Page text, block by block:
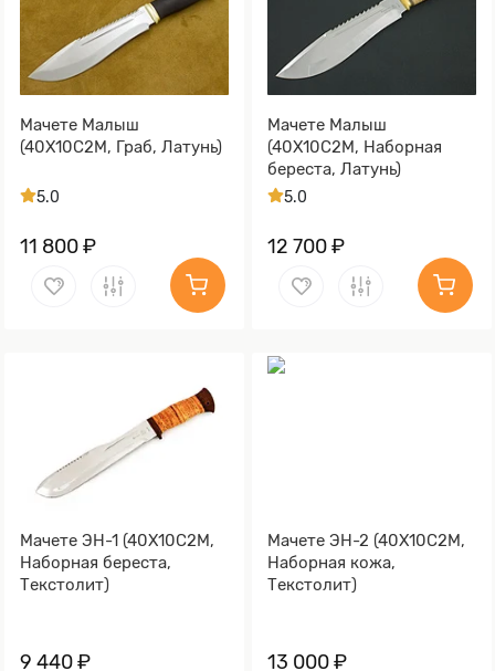
Мачете Малыш
(40Х10С2М, Граб, Латунь)
5.0
11 800 ₽
Мачете Малыш
(40Х10С2М, Наборная
береста, Латунь)
5.0
12 700 ₽
Мачете ЭН-1 (40Х10С2М,
Наборная береста,
Текстолит)
9 440 ₽
Мачете ЭН-2 (40Х10С2М,
Наборная кожа,
Текстолит)
13 000 ₽